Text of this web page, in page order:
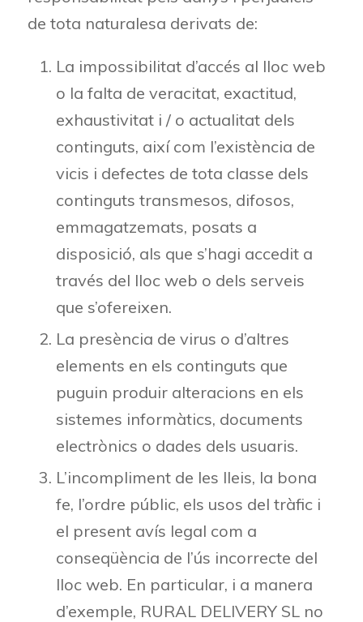
de tota naturalesa derivats de:
La impossibilitat d’accés al lloc web
o la falta de veracitat, exactitud,
exhaustivitat i / o actualitat dels
continguts, així com l’existència de
vicis i defectes de tota classe dels
continguts transmesos, difosos,
emmagatzemats, posats a
disposició, als que s’hagi accedit a
través del lloc web o dels serveis
que s’ofereixen.
La presència de virus o d’altres
elements en els continguts que
puguin produir alteracions en els
sistemes informàtics, documents
electrònics o dades dels usuaris.
L’incompliment de les lleis, la bona
fe, l’ordre públic, els usos del tràfic i
el present avís legal com a
conseqüència de l’ús incorrecte del
lloc web. En particular, i a manera
d’exemple, RURAL DELIVERY SL no